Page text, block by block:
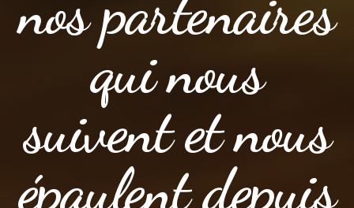
qui nous
suivent et nous
épaulent depuis